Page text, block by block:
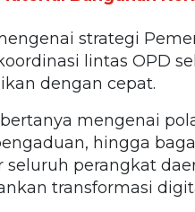
strategi
lintas OPD
dengan cepat.
mengenai
hingga
seluruh perangkat
transformasi